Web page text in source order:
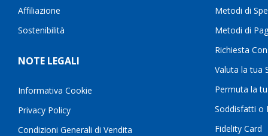
Affiliazione
Sostenibilità
NOTE LEGALI
Informativa Cookie
Privacy Policy
Condizioni Generali di Vendita
Metodi di
Metodi di
Richiesta
Valuta la tua
Permuta la
Soddisfatti o
Fidelity Card